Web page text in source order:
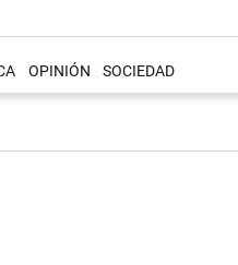
OPINIÓN SOCIEDAD